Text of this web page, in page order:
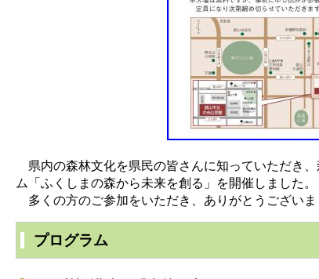
県内の森林文化を県民の皆さんに知っていただき
ム「ふくしまの森から未来を創る」を開催しました。
多くの方のご参加をいただき、ありがとうございま
プログラム